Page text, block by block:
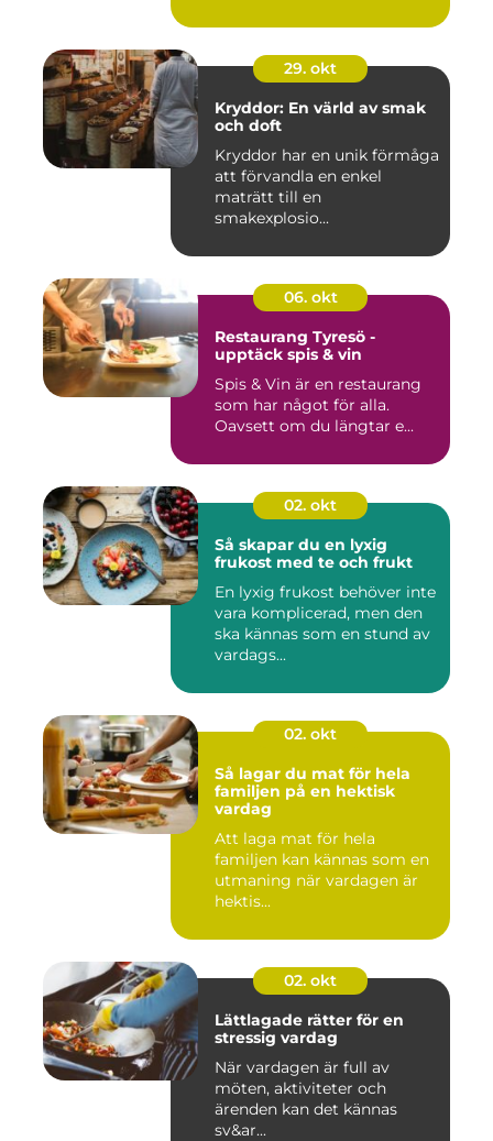
29. okt
Kryddor: En värld av smak
och doft
Kryddor har en unik förmåga
att förvandla en enkel
maträtt till en
smakexplosio...
06. okt
Restaurang Tyresö -
upptäck spis & vin
Spis & Vin är en restaurang
som har något för alla.
Oavsett om du längtar e...
02. okt
Så skapar du en lyxig
frukost med te och frukt
En lyxig frukost behöver inte
vara komplicerad, men den
ska kännas som en stund av
vardags...
02. okt
Så lagar du mat för hela
familjen på en hektisk
vardag
Att laga mat för hela
familjen kan kännas som en
utmaning när vardagen är
hektis...
02. okt
Lättlagade rätter för en
stressig vardag
När vardagen är full av
möten, aktiviteter och
ärenden kan det kännas
sv&ar...